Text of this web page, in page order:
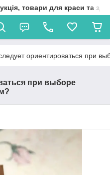
товари для краси та
ориентироваться при
при выборе